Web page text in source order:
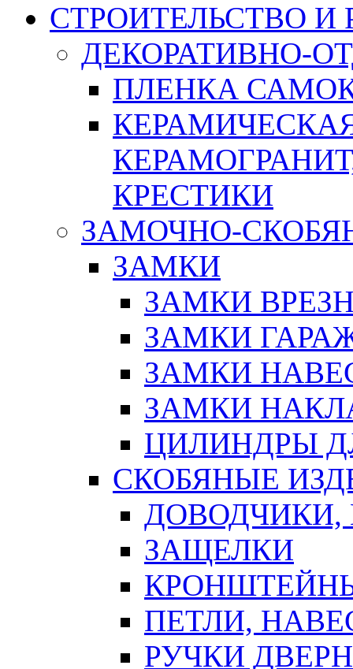
СТРОИТЕЛЬСТВО И
ДЕКОРАТИВНО-
ПЛЕНКА
КРЕСТИКИ
ЗАМОЧНО-
ЗАМКИ
ЗАМКИ
ЗАМКИ
ЗАМКИ
ЗАМКИ
ЦИЛИНДРЫ
СКОБЯНЫЕ
ЗАЩЕЛКИ
ПЕТЛИ,
РУЧКИ